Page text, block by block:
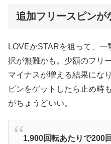
追加フリースピンが
LOVEかSTARを狙って、
択が無難かも。少額のフリ
マイナスが増える結果にな
ピンをゲットしたら止め時
がちょうどいい。
1,900回転あたりで200